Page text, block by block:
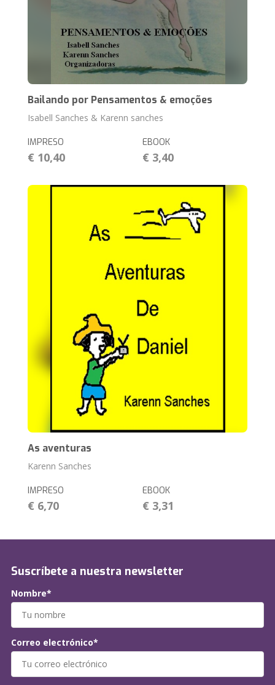
Bailando por Pensamentos & emoções
Isabell Sanches & Karenn sanches
IMPRESO
€ 10,40
EBOOK
€ 3,40
As aventuras
Karenn Sanches
IMPRESO
€ 6,70
EBOOK
€ 3,31
Suscríbete a nuestra newsletter
Nombre*
Correo electrónico*